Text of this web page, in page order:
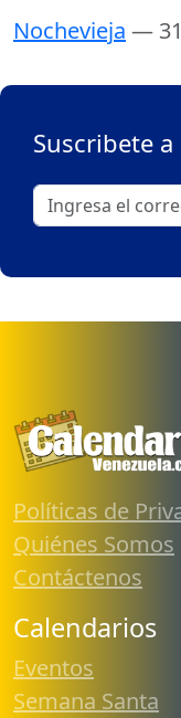
Nochevieja —
Suscribete
Políticas de
Quiénes Somos
Contáctenos
Calendarios
Eventos
Semana Santa